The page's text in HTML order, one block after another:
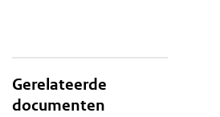
Gerelateerde
documenten